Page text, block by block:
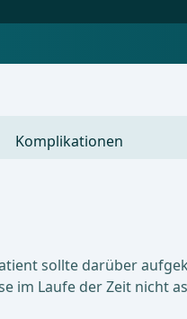
Komplikationen
sollte darüber
im Laufe der Zeit nicht